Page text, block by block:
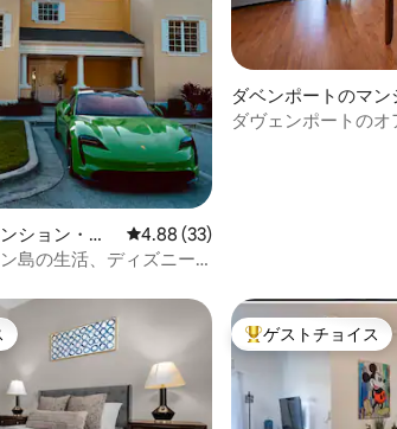
ション・ア
レビュー33件、5つ星中4.88つ星
4.88 (33)
島の生活、ディズニー
ダベンポートのマン
アパート
ダヴェンポートのオ
大好評のゲストチョ
ゲストチョイス